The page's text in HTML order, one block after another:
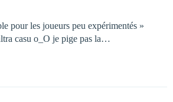
pour les joueurs peu expérimentés »
casu o_O je pige pas la…